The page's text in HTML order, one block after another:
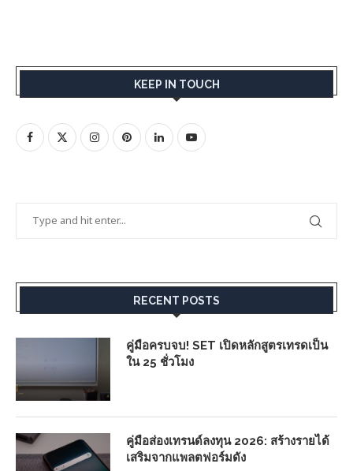
KEEP IN TOUCH
RECENT POSTS
คู่มือครบจบ! SET เปิดหลักสูตรเทรดเป็น
ใน 25 ชั่วโมง
คู่มือส่องเทรนด์ลงทุน 2026: สร้างรายได้
เสริมจากแพลตฟอร์มดัง